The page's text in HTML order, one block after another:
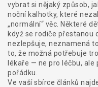
vybrat si nějaký způsob,
noční kalhotky, které
„normální“ věc. Některé
když se rodiče přestanou
nezlepšuje, neznamená
to, že možná potřebuje
lékaře — ne pro léčbu,
pořádku.
Ve vaší sbírce článků